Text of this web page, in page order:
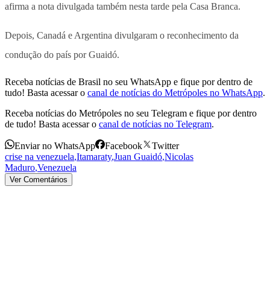
afirma a nota divulgada também nesta tarde pela Casa Branca.
Depois, Canadá e Argentina divulgaram o reconhecimento da
condução do país por Guaidó.
Receba notícias de Brasil no seu WhatsApp e fique por dentro de
tudo! Basta acessar o canal de notícias do Metrópoles no WhatsApp.
Receba notícias do Metrópoles no seu Telegram e fique por dentro
de tudo! Basta acessar o canal de notícias no Telegram.
Enviar no WhatsApp Facebook
Twitter
crise na venezuela,Itamaraty,Juan Guaidó,Nicolas
Maduro,Venezuela
Ver Comentários